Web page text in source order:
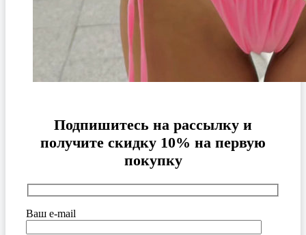
Подпишитесь на рассылку и
получите скидку 10% на первую
покупку
Ваш e-mail